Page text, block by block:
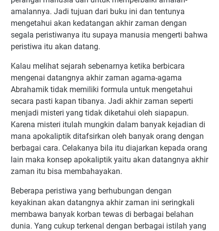
amalannya. Jadi tujuan dari buku ini dan tentunya
mengetahui akan kedatangan akhir zaman dengan
segala peristiwanya itu supaya manusia mengerti bahwa
peristiwa itu akan datang.
Kalau melihat sejarah sebenarnya ketika berbicara
mengenai datangnya akhir zaman agama-agama
Abrahamik tidak memiliki formula untuk mengetahui
secara pasti kapan tibanya. Jadi akhir zaman seperti
menjadi misteri yang tidak diketahui oleh siapapun.
Karena misteri itulah mungkin dalam banyak kejadian di
mana apokaliptik ditafsirkan oleh banyak orang dengan
berbagai cara. Celakanya bila itu diajarkan kepada orang
lain maka konsep apokaliptik yaitu akan datangnya akhir
zaman itu bisa membahayakan.
Beberapa peristiwa yang berhubungan dengan
keyakinan akan datangnya akhir zaman ini seringkali
membawa banyak korban tewas di berbagai belahan
dunia. Yang cukup terkenal dengan berbagai istilah yang